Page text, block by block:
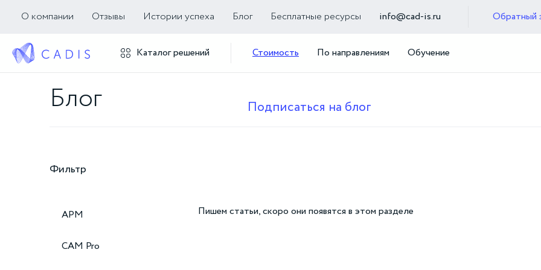
О компании Отзывы Истории успеха Блог Бесплатные ресурсы info@cad-is.ru Обратный
Каталог решений Стоимость По направлениям Обучение
Блог Подписаться на блог
Фильтр
APM
CAM Pro
Пишем статьи, скоро они появятся в этом разделе